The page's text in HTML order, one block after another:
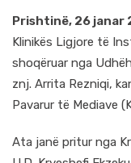
Prishtinë, 26 janar
Klinikës Ligjore të
shoqëruar nga
znj. Arrita Rezniqi,
Pavarur të Mediave
Ata janë pritur nga